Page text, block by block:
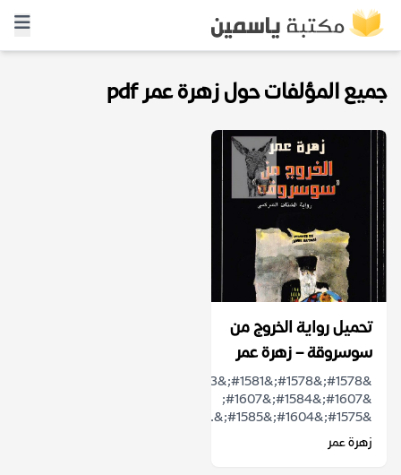
جميع المؤلفات حول زهرة عمر pdf
تحميل رواية الخروج من
سوسروقة – زهرة عمر
&#1607;&#1584;&#1607;
&#1575;&#1604;&#1585;&...
زهرة عمر